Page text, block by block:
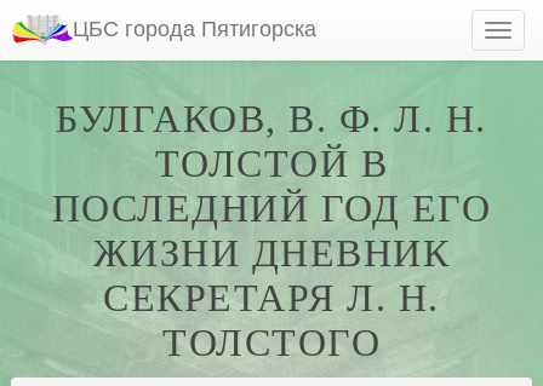
ЦБС города Пятигорска
БУЛГАКОВ, В. Ф. Л. Н.
ТОЛСТОЙ В
ПОСЛЕДНИЙ ГОД ЕГО
ЖИЗНИ ДНЕВНИК
СЕКРЕТАРЯ Л. Н.
ТОЛСТОГО